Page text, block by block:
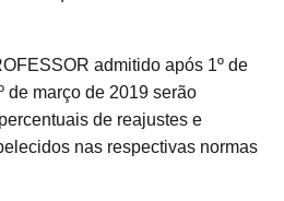
admitido após 1º de
de março de 2019 serão
de reajustes e
nas respectivas normas